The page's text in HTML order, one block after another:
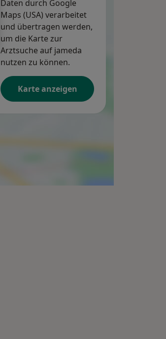
Daten durch Google
Maps (USA) verarbeitet
und übertragen werden,
um die Karte zur
Arztsuche auf jameda
nutzen zu können.
Karte anzeigen